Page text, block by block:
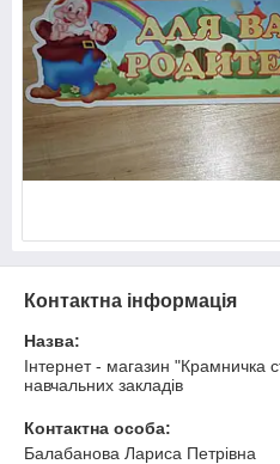
Контактна інформація
Назва:
Інтернет - магазин "Крамничка
навчальних закладів
Контактна особа:
Балабанова Лариса Петрівна